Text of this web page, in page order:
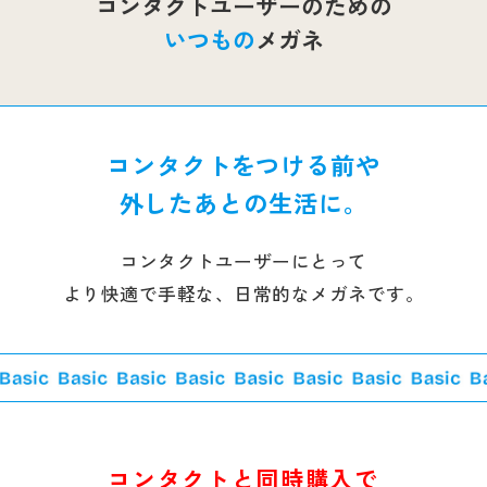
いつものメガネ
コンタクトをつける前や
外したあとの生活に。
コンタクトユーザーにとって
より快適で手軽な、日常的なメガネです。
コンタクトと同時購入で